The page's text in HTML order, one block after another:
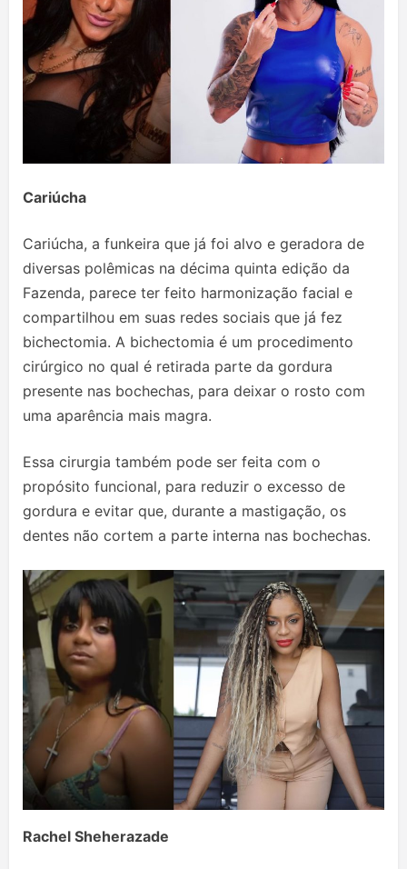
Cariúcha
Cariúcha, a funkeira que já foi alvo e geradora de
diversas polêmicas na décima quinta edição da
Fazenda, parece ter feito harmonização facial e
compartilhou em suas redes sociais que já fez
bichectomia. A bichectomia é um procedimento
cirúrgico no qual é retirada parte da gordura
presente nas bochechas, para deixar o rosto com
uma aparência mais magra.
Essa cirurgia também pode ser feita com o
propósito funcional, para reduzir o excesso de
gordura e evitar que, durante a mastigação, os
dentes não cortem a parte interna nas bochechas.
Rachel Sheherazade